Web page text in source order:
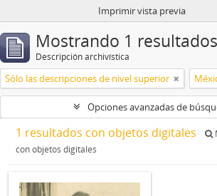
Imprimir vista previa
Mostrando 1 resultados
Descripción archivística
Sólo las descripciones de nivel superior
Opciones avanzadas de
1 resultados con objetos digitales
con objetos digitales